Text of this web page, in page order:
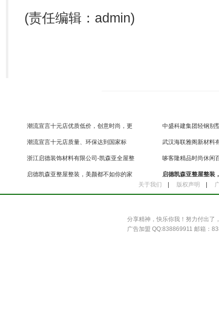
(责任编辑：admin)
潮流宣言十元店优质低价，创意时尚，更
多新
中盛科建集团轻钢别
间
潮流宣言十元店质量、环保达到国家标
准，更
武汉海联雅阁新材料
策打
浙江启德装饰材料有限公司-凯森亚全屋整
装
哆客隆精品时尚休闲
元市
启德凯森亚整屋整装，美颜都不如你的家
启德凯森亚整屋整装
关于我们 版权声明
分享精神，快乐你我！努力付出了
广告加盟 QQ:838869911 邮箱：